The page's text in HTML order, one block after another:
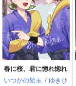
春に桜、君に惚れ惚れ
いつかの飴玉 / ゆきひ